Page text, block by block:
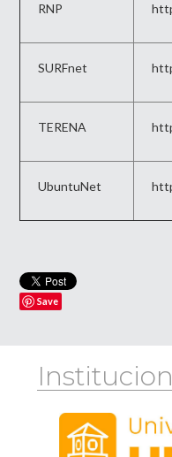
RNP
SURFnet
TERENA
UbuntuNet
Save